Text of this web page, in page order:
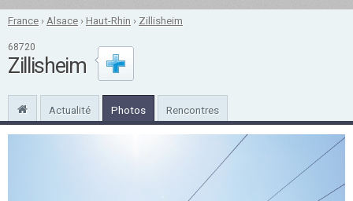
France › Alsace ›Haut-Rhin › Zillisheim
68720
Zillisheim
Actualité Photos Rencontres